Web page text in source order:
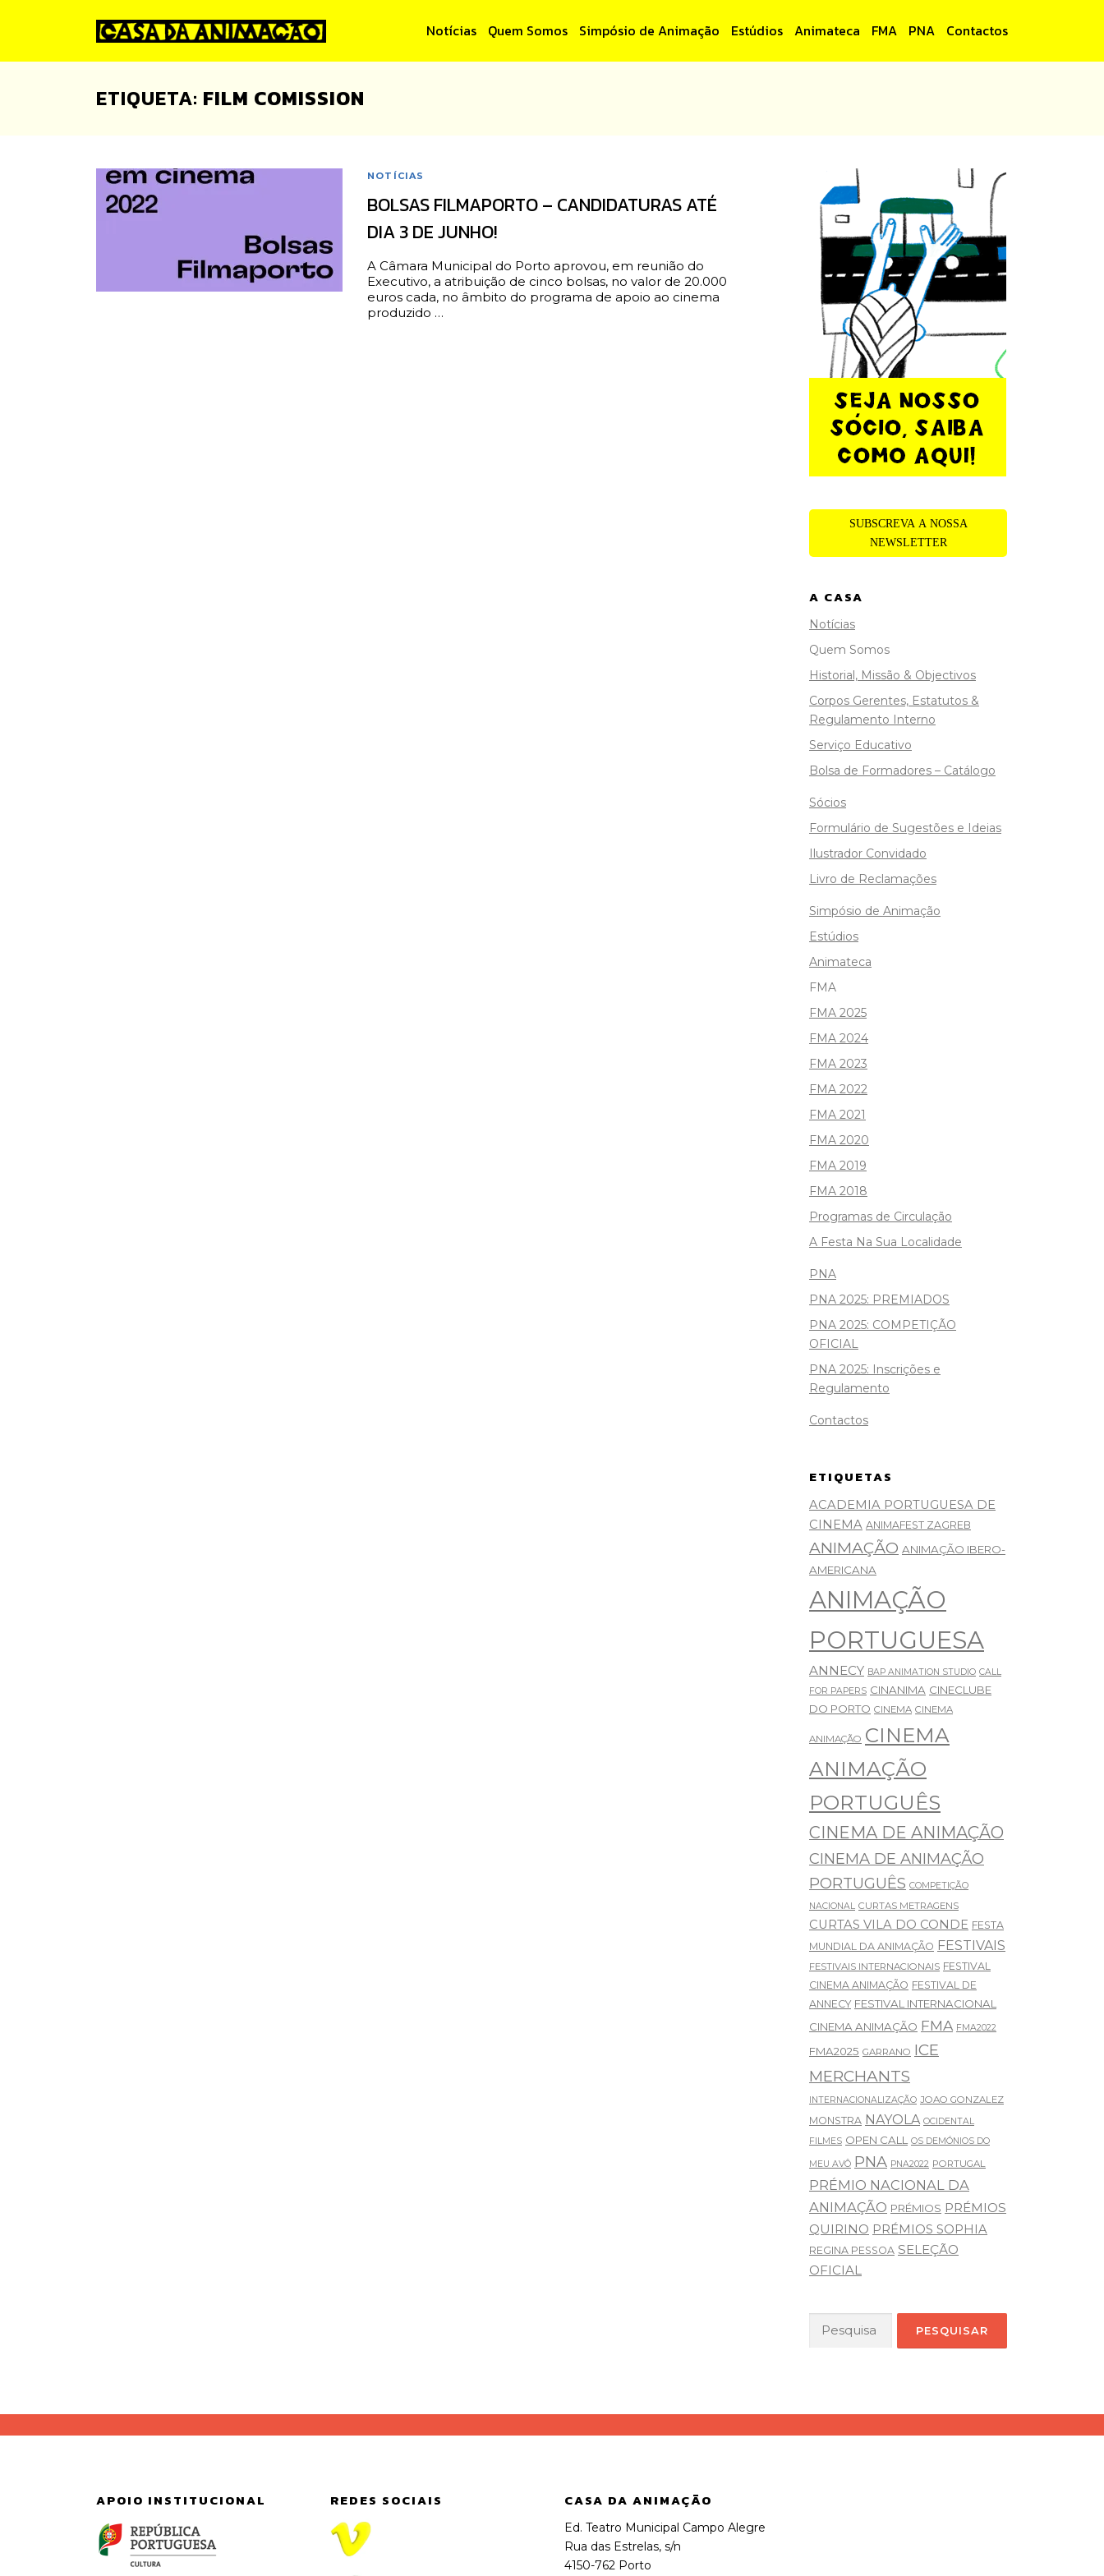
Notícias Quem Somos Simpósio de Animação Estúdios Animateca FMA PNA Contactos
ETIQUETA: FILM COMISSION
NOTÍCIAS
BOLSAS FILMAPORTO – CANDIDATURAS ATÉ
DIA 3 DE JUNHO!
A Câmara Municipal do Porto aprovou, em reunião do
Executivo, a atribuição de cinco bolsas, no valor de 20.000
euros cada, no âmbito do programa de apoio ao cinema
produzido …
SUBSCREVA A NOSSA
NEWSLETTER
A CASA
Notícias
Quem Somos
Historial, Missão & Objectivos
Corpos Gerentes, Estatutos &
Regulamento Interno
Serviço Educativo
Bolsa de Formadores – Catálogo
Sócios
Formulário de Sugestões e Ideias
Ilustrador Convidado
Livro de Reclamações
Simpósio de Animação
Estúdios
Animateca
FMA
FMA 2025
FMA 2024
FMA 2023
FMA 2022
FMA 2021
FMA 2020
FMA 2019
FMA 2018
Programas de Circulação
A Festa Na Sua Localidade
PNA
PNA 2025: PREMIADOS
PNA 2025: COMPETIÇÃO
OFICIAL
PNA 2025: Inscrições e
Regulamento
Contactos
ETIQUETAS
ACADEMIA PORTUGUESA DE
CINEMA ANIMAFEST ZAGREB
ANIMAÇÃO ANIMAÇÃO IBERO-
AMERICANA
ANIMAÇÃO
PORTUGUESA
ANNECY BAP ANIMATION STUDIO CALL
FOR PAPERS CINANIMA CINECLUBE
DO PORTO CINEMA CINEMA
ANIMAÇÃO CINEMA
ANIMAÇÃO
PORTUGUÊS
CINEMA DE ANIMAÇÃO
CINEMA DE ANIMAÇÃO
PORTUGUÊS COMPETIÇÃO
NACIONAL CURTAS METRAGENS
CURTAS VILA DO CONDE FESTA
MUNDIAL DA ANIMAÇÃO FESTIVAIS
FESTIVAIS INTERNACIONAIS FESTIVAL
CINEMA ANIMAÇÃO FESTIVAL DE
ANNECY FESTIVAL INTERNACIONAL
CINEMA ANIMAÇÃO FMA FMA2022
FMA2025 GARRANO ICE
MERCHANTS
INTERNACIONALIZAÇÃO JOAO GONZALEZ
MONSTRA NAYOLA OCIDENTAL
FILMES OPEN CALL OS DEMÓNIOS DO
MEU AVÔ PNA PNA2022 PORTUGAL
PRÉMIO NACIONAL DA
ANIMAÇÃO PRÉMIOS PRÉMIOS
QUIRINO PRÉMIOS SOPHIA
REGINA PESSOA SELEÇÃO
OFICIAL
APOIO INSTITUCIONAL REDES SOCIAIS CASA DA ANIMAÇÃO
Ed. Teatro Municipal Campo Alegre
Rua das Estrelas, s/n
4150-762 Porto